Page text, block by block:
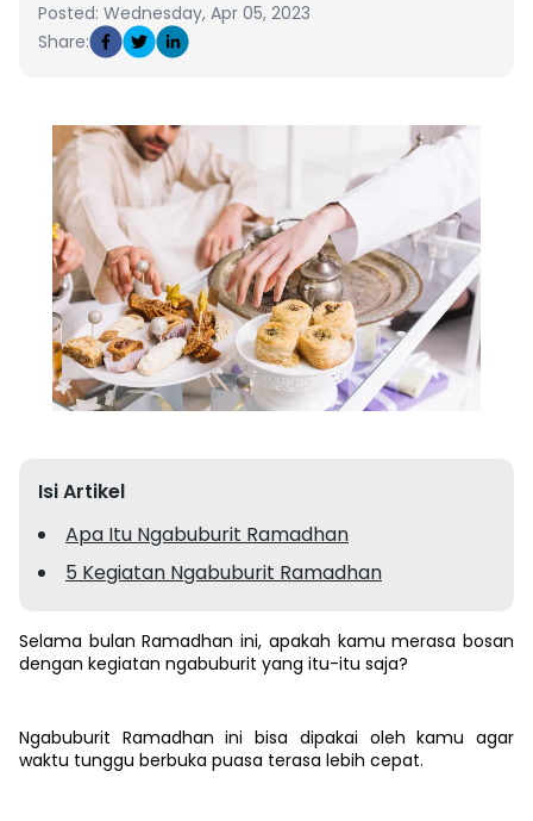
My Cart
Posted: Wednesday, Apr 05, 2023
Share:
Isi Artikel
Apa Itu Ngabuburit Ramadhan
5 Kegiatan Ngabuburit Ramadhan
Selama bulan Ramadhan ini, apakah kamu merasa bosan
dengan kegiatan ngabuburit yang itu-itu saja?
Ngabuburit Ramadhan ini bisa dipakai oleh kamu agar
waktu tunggu berbuka puasa terasa lebih cepat.